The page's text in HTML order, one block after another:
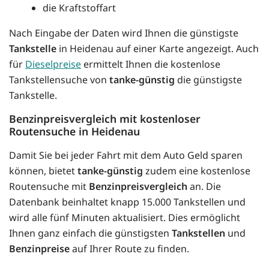
die Kraftstoffart
Nach Eingabe der Daten wird Ihnen die günstigste
Tankstelle in Heidenau auf einer Karte angezeigt. Auch
für Dieselpreise ermittelt Ihnen die kostenlose
Tankstellensuche von tanke-günstig die günstigste
Tankstelle.
Benzinpreisvergleich mit kostenloser
Routensuche in Heidenau
Damit Sie bei jeder Fahrt mit dem Auto Geld sparen
können, bietettanke-günstig zudem eine kostenlose
Routensuche mit Benzinpreisvergleich an. Die
Datenbank beinhaltet knapp 15.000 Tankstellen und
wird alle fünf Minuten aktualisiert. Dies ermöglicht
Ihnen ganz einfach die günstigsten Tankstellen und
Benzinpreiseauf Ihrer Route zu finden.